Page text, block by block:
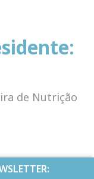
de Nutrição